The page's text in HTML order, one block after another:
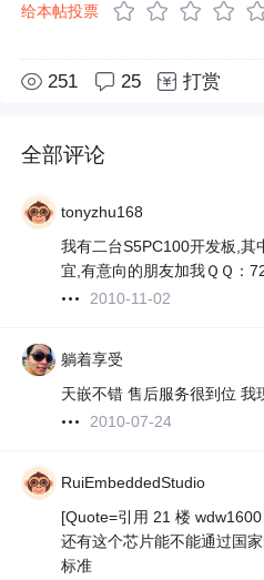
给本帖投票
251 25 打赏
全部评论
tonyzhu168
我有二台S5PC100开发板,其
宜,有意向的朋友加我ＱＱ：
2010-11-02
躺着享受
天嵌不错 售后服务很到位 我
2010-07-24
RuiEmbeddedStudio
[Quote=引用 21 楼
还有这个芯片能不能通过国
标准